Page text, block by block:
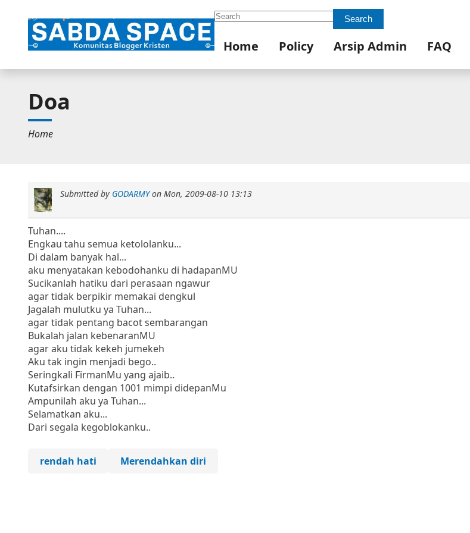
Search Search
Home Policy Arsip Admin FAQ
Doa
Home
Submitted by GODARMYonMon, 2009-08-10 13:13
Tuhan....
Engkau tahu semua ketololanku...
Di dalam banyak hal...
aku menyatakan kebodohanku di hadapanMU
Sucikanlah hatiku dari perasaan ngawur
agar tidak berpikir memakai dengkul
Jagalah mulutku ya Tuhan...
agar tidak pentang bacot sembarangan
Bukalah jalan kebenaranMU
agar aku tidak kekeh jumekeh
Aku tak ingin menjadi bego..
Seringkali FirmanMu yang ajaib..
Kutafsirkan dengan 1001 mimpi didepanMu
Ampunilah aku ya Tuhan...
Selamatkan aku...
Dari segala kegoblokanku..
rendah hati Merendahkan diri